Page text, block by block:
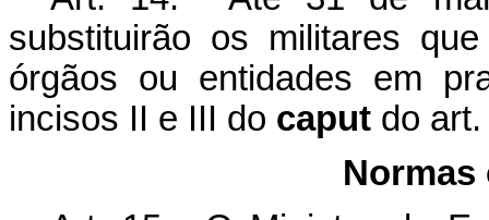
substituirão os militares
órgãos ou entidades em
incisos II e III do caput do
Normas